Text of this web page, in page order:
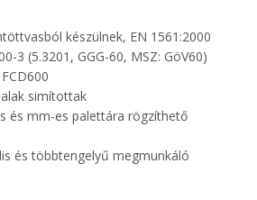
készülnek, EN 1561:2000
3 (5.3201, GGG-60, MSZ: GöV60)
simítottak
és mm-es palettára rögzíthető
és többtengelyű megmunkáló